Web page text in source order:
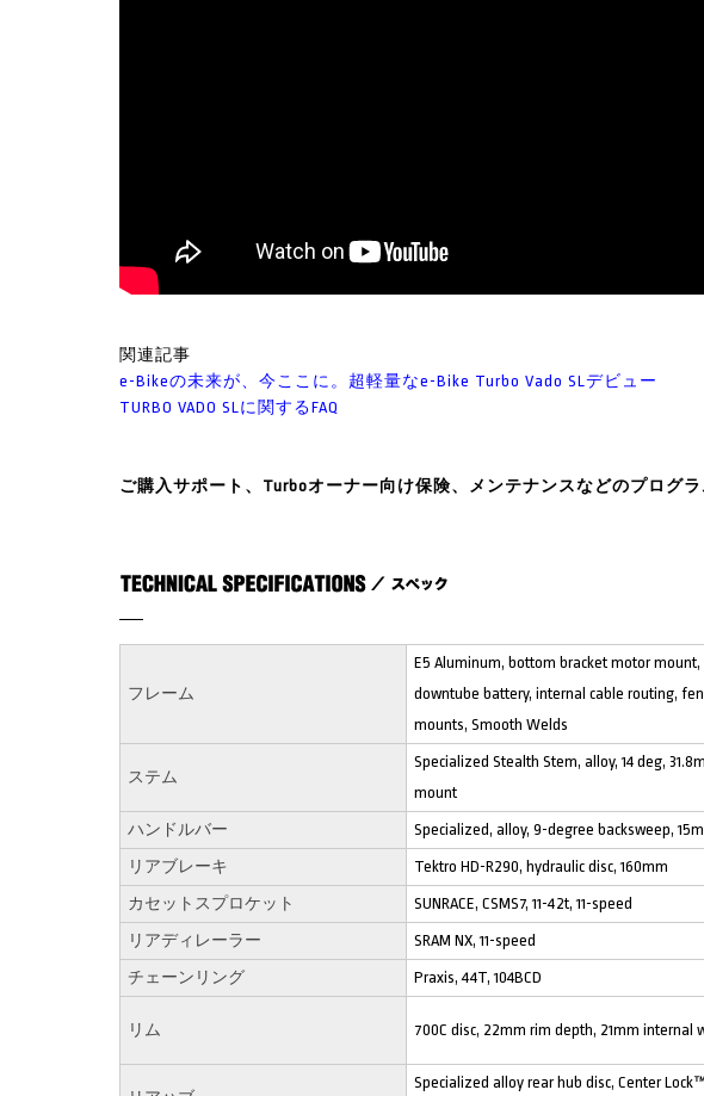
関連記事
e-Bikeの未来が、今ここに。超軽量なe-Bike Turbo Vado SLデビュー
TURBO VADO SLに関するFAQ
ご購入サポート、Turboオーナー向け保険、メンテナンスなどのプログラ
フレーム
E5 Aluminum, bottom bracket motor
downtube battery, internal cable routing,
mounts, Smooth Welds
ステム
Specialized Stealth Stem, alloy, 14 deg,
mount
ハンドルバー Specialized, alloy, 9-degree backsweep,
リアブレーキ Tektro HD-R290, hydraulic disc, 160mm
カセットスプロケット SUNRACE, CSMS7, 11-42t, 11-speed
リアディレーラー SRAM NX, 11-speed
チェーンリング Praxis, 44T, 104BCD
リム 700C disc, 22mm rim depth, 21mm internal
Specialized alloy rear hub disc, Center